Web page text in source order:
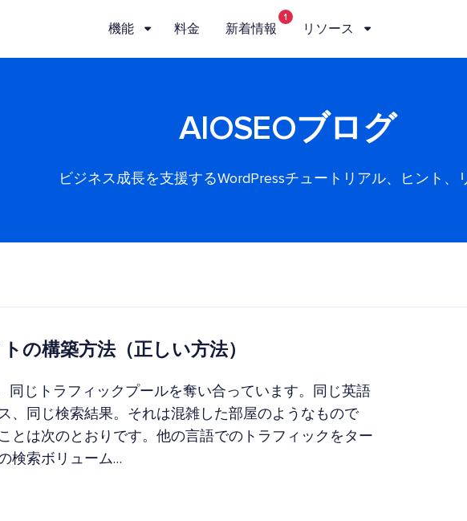
機能 料金 新着情報
1
リソース
AIOSEOブログ
ビジネス成長を支援するWordPressチュートリアル、ヒント、
の構築方法（正しい方法）
同じトラフィックプールを奪い合っています。同じ英語
、同じ検索結果。それは混雑した部屋のようなもので
とは次のとおりです。他の言語でのトラフィックをター
検索ボリューム…